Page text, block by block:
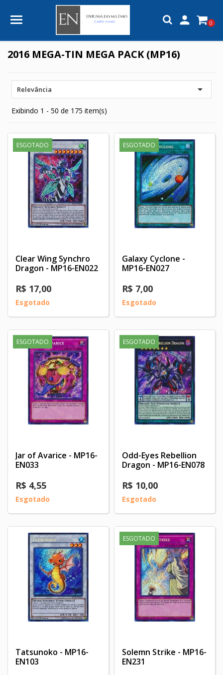
 0
2016 MEGA-TIN MEGA PACK (MP16)
Relevância 
Exibindo 1 - 50 de 175 item(s)
ESGOTADO
Clear Wing Synchro
Dragon - MP16-EN022
R$ 17,00
Esgotado
ESGOTADO
Galaxy Cyclone -
MP16-EN027
R$ 7,00
Esgotado
ESGOTADO
Jar of Avarice - MP16-
EN033
R$ 4,55
Esgotado
ESGOTADO
Odd-Eyes Rebellion
Dragon - MP16-EN078
R$ 10,00
Esgotado
Tatsunoko - MP16-
EN103
ESGOTADO
Solemn Strike - MP16-
EN231